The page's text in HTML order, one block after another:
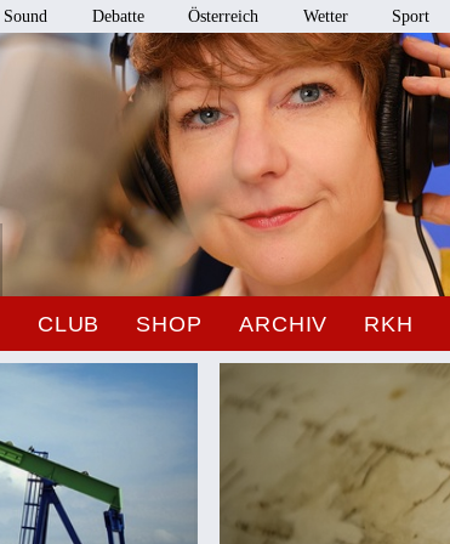
Sound Debatte Österreich Wetter Sport
CLUB SHOP ARCHIV RKH